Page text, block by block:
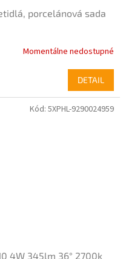
porcelánová sada
Momentálne nedostupné
DETAIL
4W 345lm 36° 2700k
Kód: 5XPHL-9290024959